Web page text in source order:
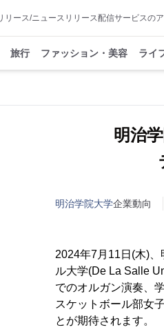
リース/ニュースリリース配信サービスの
旅行 ファッション・美容 ライ
明治
明治学院大学企業動向
2024年7月11日(木)
ル大学(De La Salle
でのオルガン演奏、
スケットボール部女
とが期待されます。